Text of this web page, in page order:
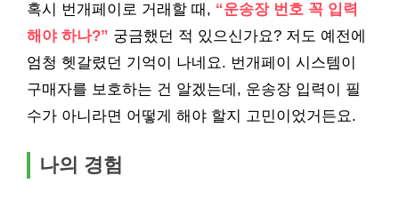
혹시 번개페이로 거래할 때, “운송장 번호 꼭 입력
해야 하나?” 궁금했던 적 있으신가요? 저도 예전에
엄청 헷갈렸던 기억이 나네요. 번개페이 시스템이
구매자를 보호하는 건 알겠는데, 운송장 입력이 필
수가 아니라면 어떻게 해야 할지 고민이었거든요.
나의 경험